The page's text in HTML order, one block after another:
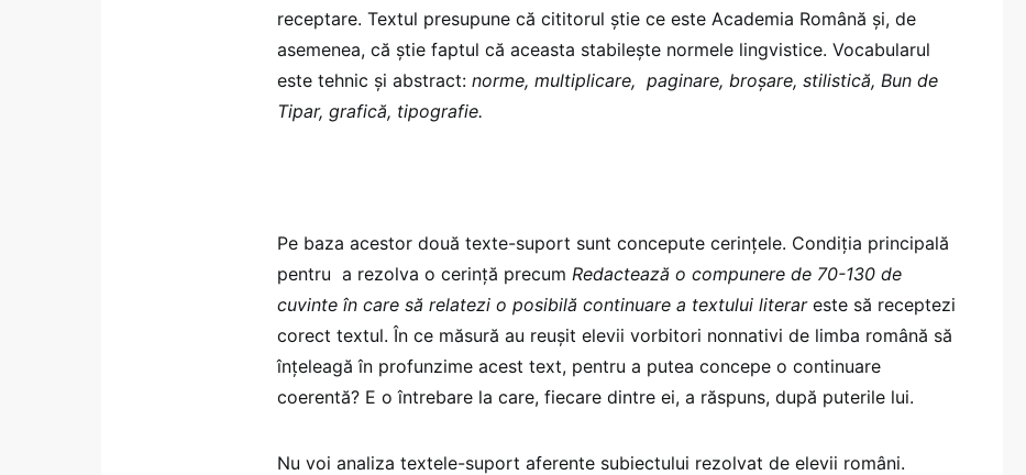
receptare. Textul presupune că cititorul știe ce este Academia Română și, de
asemenea, că știe faptul că aceasta stabilește normele lingvistice. Vocabularul
este tehnic și abstract: norme, multiplicare, paginare, broșare, stilistică, Bun de
Tipar, grafică, tipografie.
Pe baza acestor două texte-suport sunt concepute cerințele. Condiția principală
pentru a rezolva o cerință precum Redactează o compunere de 70-130 de
cuvinte în care să relatezi o posibilă continuare a textului literar este să receptezi
corect textul. În ce măsură au reușit elevii vorbitori nonnativi de limba română să
înțeleagă în profunzime acest text, pentru a putea concepe o continuare
coerentă? E o întrebare la care, fiecare dintre ei, a răspuns, după puterile lui.
Nu voi analiza textele-suport aferente subiectului rezolvat de elevii români.